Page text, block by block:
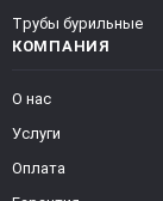
КОМПАНИЯ
О нас
Услуги
Оплата
Трубы бурильные